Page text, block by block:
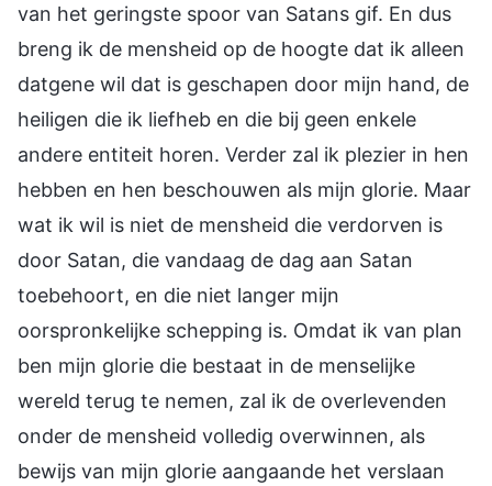
van het geringste spoor van Satans gif. En dus
breng ik de mensheid op de hoogte dat ik alleen
datgene wil dat is geschapen door mijn hand, de
heiligen die ik liefheb en die bij geen enkele
andere entiteit horen. Verder zal ik plezier in hen
hebben en hen beschouwen als mijn glorie. Maar
wat ik wil is niet de mensheid die verdorven is
door Satan, die vandaag de dag aan Satan
toebehoort, en die niet langer mijn
oorspronkelijke schepping is. Omdat ik van plan
ben mijn glorie die bestaat in de menselijke
wereld terug te nemen, zal ik de overlevenden
onder de mensheid volledig overwinnen, als
bewijs van mijn glorie aangaande het verslaan